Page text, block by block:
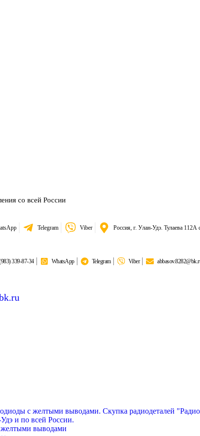
со всей России
Telegram Viber Россия, г. Улан-Удэ. Тулаева 112А
339-87-34 WhatsApp Telegram Viber
выводами